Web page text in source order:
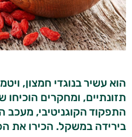
הוא עשיר בנוגדי חמצון,
תזונתיים, ומחקרים
התפקוד הקוגניטיבי, מעכב
בירידה במשקל. הכירו את